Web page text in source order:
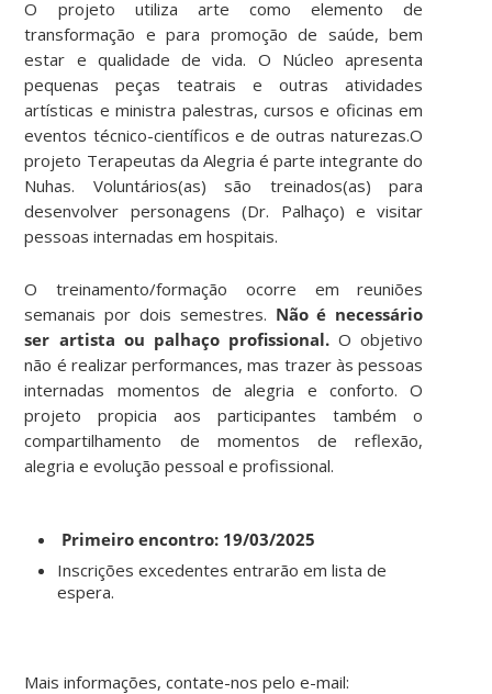
O projeto utiliza arte como elemento de
transformação e para promoção de saúde, bem
estar e qualidade de vida. O Núcleo apresenta
pequenas peças teatrais e outras atividades
artísticas e ministra palestras, cursos e oficinas em
eventos técnico-científicos e de outras naturezas.O
projeto Terapeutas da Alegria é parte integrante do
Nuhas. Voluntários(as) são treinados(as) para
desenvolver personagens (Dr. Palhaço) e visitar
pessoas internadas em hospitais.
O treinamento/formação ocorre em reuniões
semanais por dois semestres. Não é necessário
ser artista ou palhaço profissional.O objetivo
não é realizar performances, mas trazer às pessoas
internadas momentos de alegria e conforto. O
projeto propicia aos participantes também o
compartilhamento de momentos de reflexão,
alegria e evolução pessoal e profissional.
Primeiro encontro: 19/03/2025
Inscrições excedentes entrarão em lista de
espera.
Mais informações, contate-nos pelo e-mail: